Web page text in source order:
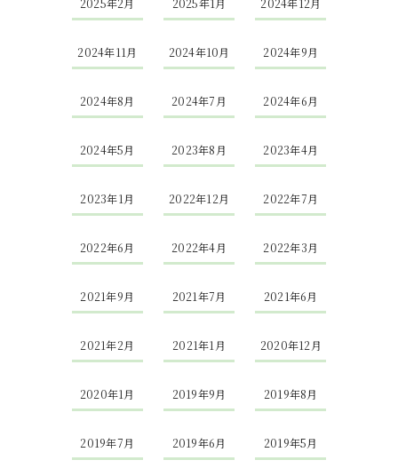
2025年2月 2025年1月 2024年12月
2024年11月 2024年10月 2024年9月
2024年8月 2024年7月 2024年6月
2024年5月 2023年8月 2023年4月
2023年1月 2022年12月 2022年7月
2022年6月 2022年4月 2022年3月
2021年9月 2021年7月 2021年6月
2021年2月 2021年1月 2020年12月
2020年1月 2019年9月 2019年8月
2019年7月 2019年6月 2019年5月